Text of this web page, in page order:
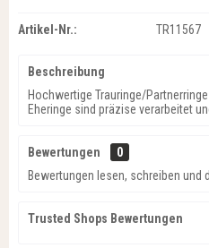
Artikel-Nr.: TR11567
Beschreibung
Hochwertige Trauringe/
Eheringe sind präzise verarbeitet
Bewertungen
0
Bewertungen lesen, schreiben und
Trusted Shops Bewertungen